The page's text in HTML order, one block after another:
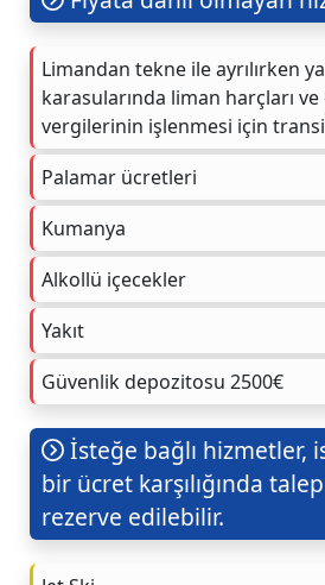
Limandan tekne ile ayrılırken
karasularında liman harçları
vergilerinin işlenmesi için
Palamar ücretleri
Kumanya
Alkollü içecekler
Yakıt
Güvenlik depozitosu 2500€
İsteğe bağlı hizmetler,
bir ücret karşılığında
rezerve edilebilir.